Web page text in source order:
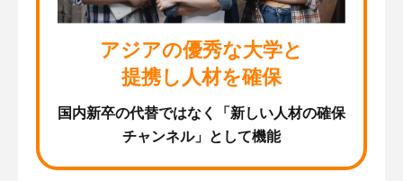
アジアの優秀な大学と
提携し人材を確保
国内新卒の代替ではなく「新しい人材の確保
チャンネル」として機能